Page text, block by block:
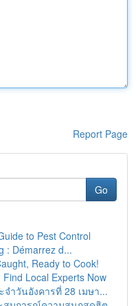
Report Page
Go
to Pest Control
: Démarrez d...
Ready to Cook!
Local Experts Now
ำวันอังคารที่ 28 เมษา...